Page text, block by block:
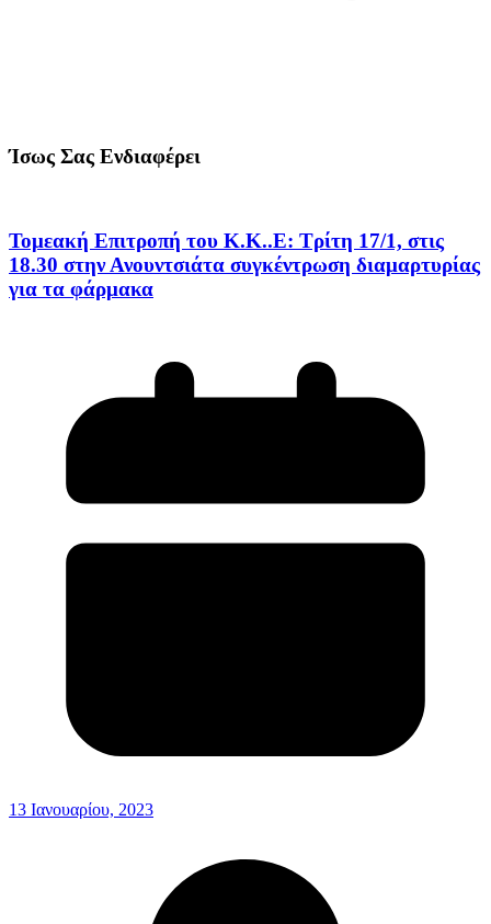
Ίσως Σας Ενδιαφέρει
Τομεακή Επιτροπή του Κ.Κ..Ε: Τρίτη 17/1, στις
18.30 στην Ανουντσιάτα συγκέντρωση διαμαρτυρίας
για τα φάρμακα
13 Ιανουαρίου, 2023